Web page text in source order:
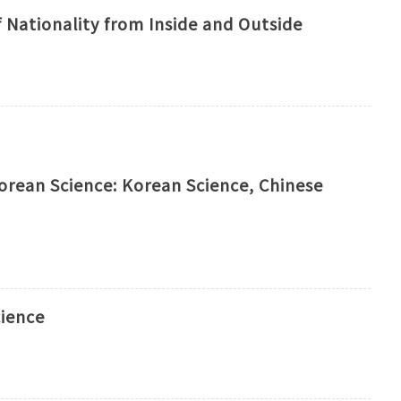
Nationality from Inside and Outside
Science: Korean Science, Chinese